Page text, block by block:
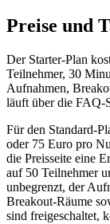
Preise und
Der Starter-Plan
Teilnehmer, 30
Aufnahmen,
läuft über die FAQ-
Für den Standard-
oder 75 Euro pro
die Preisseite eine
auf 50 Teilnehmer
unbegrenzt, der
Breakout-Räume
sind freigeschaltet,